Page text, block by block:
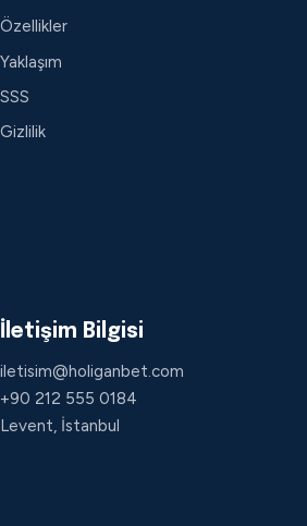
Özellikler
Yaklaşım
SSS
Gizlilik
İletişim Bilgisi
iletisim@holiganbet.com
+90 212 555 0184
Levent, İstanbul